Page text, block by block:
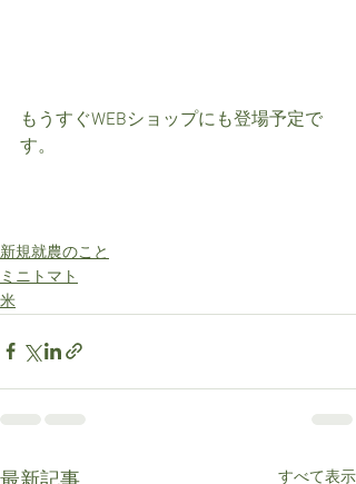
もうすぐWEBショップにも登場予定で
す。
新規就農のこと
ミニトマト
米
すべて表示